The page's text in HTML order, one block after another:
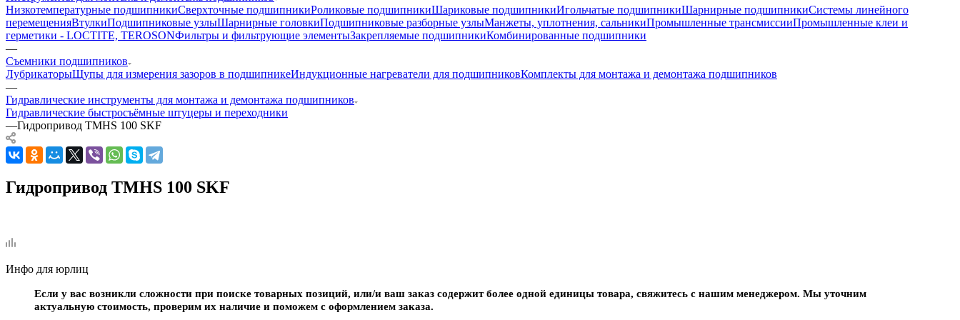
Низкотемпературные подшипникиСверхточные подшипникиРоликовые подшипникиШариковые подшипникиИгольчатые подшипникиШарнирные подшипникиСистемы линейного
перемещенияВтулкиПодшипниковые узлыШарнирные головкиПодшипниковые разборные узлыМанжеты, уплотнения, сальникиПромышленные трансмиссииПромышленные клеи и
герметики - LOCTITE, TEROSONФильтры и фильтрующие элементыЗакрепляемые подшипникиКомбинированные подшипники
—
Съемники подшипников
ЛубрикаторыЩупы для измерения зазоров в подшипникеИндукционные нагреватели для подшипниковКомплекты для монтажа и демонтажа подшипников
—
Гидравлические инструменты для монтажа и демонтажа подшипников
Гидравлические быстросъёмные штуцеры и переходники
—Гидропривод TMHS 100 SKF
Гидропривод TMHS 100 SKF
Инфо для юрлиц
Если у вас возникли сложности при поиске товарных позиций, или/и ваш заказ содержит более одной единицы товара, свяжитесь с нашим менеджером. Мы уточним
актуальную стоимость, проверим их наличие и поможем с оформлением заказа.